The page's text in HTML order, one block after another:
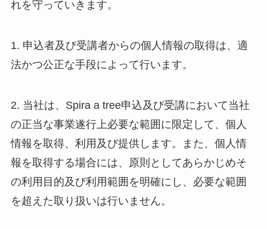
れを守っていきます。
1. 申込者及び受講者からの個人情報の取得は、適
法かつ公正な手段によって行います。
2. 当社は、Spira a tree申込及び受講において当社
の正当な事業遂行上必要な範囲に限定して、個人
情報を取得、利用及び提供します。また、個人情
報を取得する場合には、原則としてあらかじめそ
の利用目的及び利用範囲を明確にし、必要な範囲
を超えた取り扱いは行いません。